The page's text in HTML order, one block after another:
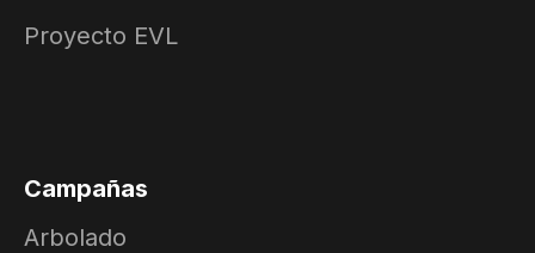
Proyecto EVL
Campañas
Arbolado